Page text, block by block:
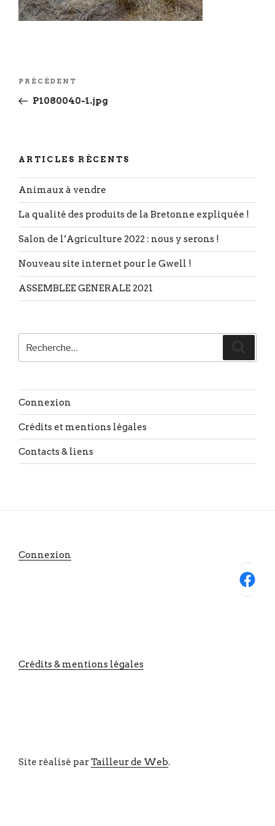
Navigation
l’article
Article
précédent
PRÉCÉDENT
P1080040-1.jpg
ARTICLES RÉCENTS
Animaux à vendre
La qualité des produits de la Bretonne expliquée !
Salon de l’Agriculture 2022 : nous y serons !
Nouveau site internet pour le Gwell !
ASSEMBLEE GENERALE 2021
pour
Connexion
Crédits et mentions légales
Contacts & liens
Connexion
Facebook
Crédits & mentions légales
Site réalisé parTailleur de Web.